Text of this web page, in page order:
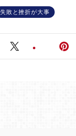
失敗と挫折が大事